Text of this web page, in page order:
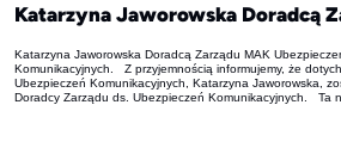
Katarzyna Jaworowska Doradcą
Katarzyna Jaworowska Doradcą Zarządu MAK
Komunikacyjnych. Z przyjemnością informujemy, że
Ubezpieczeń Komunikacyjnych, Katarzyna Jaworowska,
Doradcy Zarządu ds. Ubezpieczeń Komunikacyjnych. Ta